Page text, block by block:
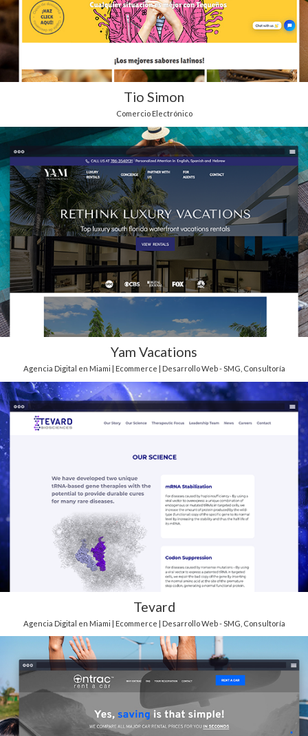
Tio Simon
Comercio Electrónico
Yam Vacations
Agencia Digital en Miami | Ecommerce | Desarrollo Web - SMG Consultoría
Tevard
Agencia Digital en Miami | Ecommerce | Desarrollo Web - SMG Consultoría